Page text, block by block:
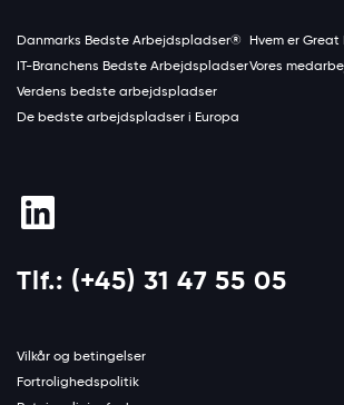
Danmarks Bedste Arbejdspladser®
IT-Branchens Bedste Arbejdspladser
Verdens bedste arbejdspladser
De bedste arbejdspladser i Europa
Hvem er Great
Vores
Tlf.: (+45) 31 47 55 05
Vilkår og betingelser
Fortrolighedspolitik